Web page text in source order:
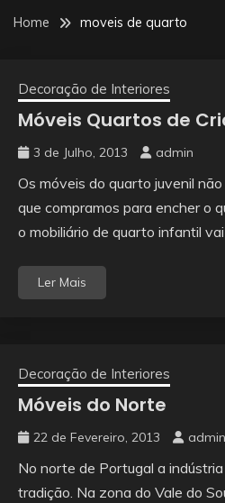
Home moveis de quarto
Decoração de Interiores
Móveis Quartos de
3 de Julho, 2013 admin
Os móveis do quarto juvenil
que compramos para encher o
o mobiliário de quarto infantil vai
Ler Mais
Decoração de Interiores
Móveis do Norte
22 de Fevereiro, 2013 admin
No norte de Portugal a
tradição. Na zona do Vale do